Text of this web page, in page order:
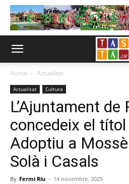
Home Actualitat
Actualitat Cultura
L’Ajuntament de
concedeix el títol
Adoptiu a
Solà i Casals
By Fermi Riu - 14 novembre, 2025